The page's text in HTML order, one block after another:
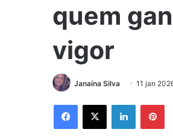
quem
vigor
Janaína Silva 11 jan
Facebook
X Linkedin